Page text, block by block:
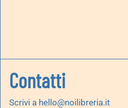
Contatti
Scrivi a hello@noilibreria.it